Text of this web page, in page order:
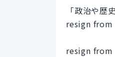
「政治や歴
resign from
resign from